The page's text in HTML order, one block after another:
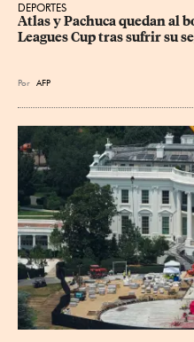
DEPORTES
Atlas y Pachuca quedan al
Leagues Cup tras sufrir su
Por AFP